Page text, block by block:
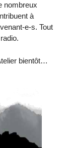
nombreux
à
e-s. Tout
bientôt…